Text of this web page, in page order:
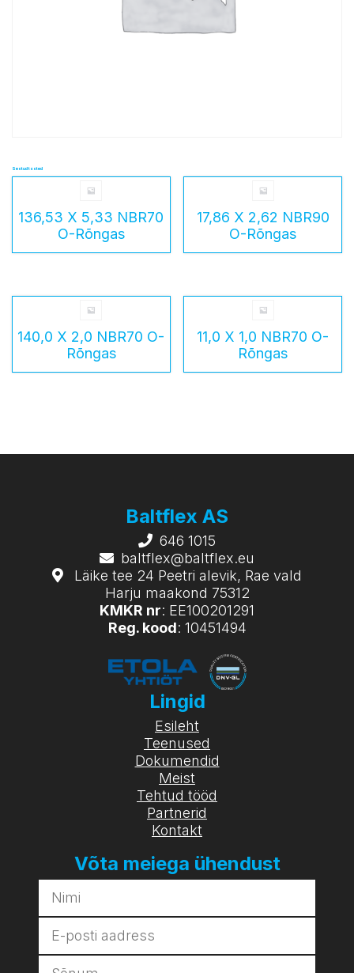
Seotud tooted
136,53 X 5,33 NBR70
O-Rõngas
17,86 X 2,62 NBR90
O-Rõngas
140,0 X 2,0 NBR70 O-
Rõngas
11,0 X 1,0 NBR70 O-
Rõngas
Baltflex AS
646 1015
baltflex@baltflex.eu
Läike tee 24 Peetri alevik, Rae vald
Harju maakond 75312
KMKR nr: EE100201291
Reg. kood: 10451494
Lingid
Esileht
Teenused
Dokumendid
Meist
Tehtud tööd
Partnerid
Kontakt
Võta meiega ühendust